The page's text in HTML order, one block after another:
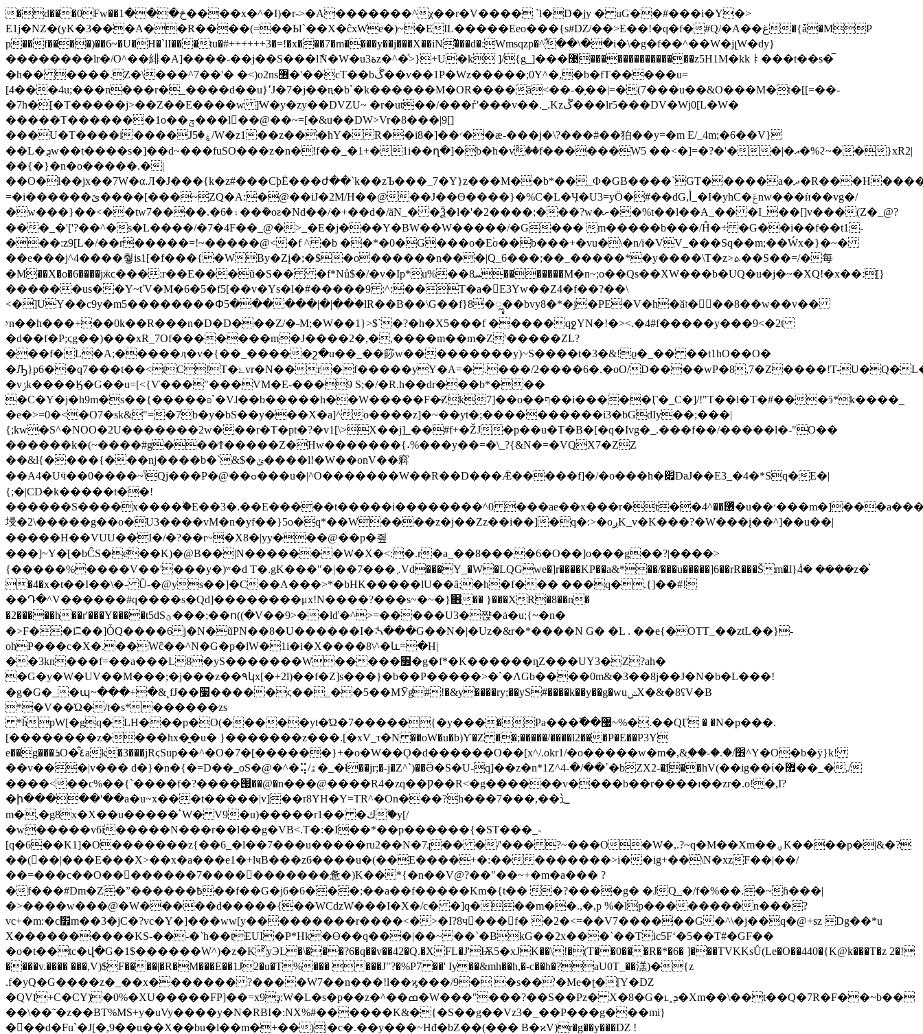
�d���0Fw��څ���1����x�^�I)�r->�A�������^χ��r�V���� `l�D�jy � uG��#���i�Y�>
E1j�NZ�(yK�3���A��R����(=��Ы`��X�ĉxWe�)~�EIL�����Eeo���{s#Ǳ/��>E��!�q�f�#Q/�A��غ�{ǡ�MP
p��f����)��6~�U�H�`lI���tu�#++++++3�=!�x���7�m����y��j���X��iN�ͫ��d�:Wmsqzp�^߬��\��i�\�g�f��^��W�jլW�dy}
��������lr�/O^��緋�A]����-��j��S���lެN�W�u3ةz�^�͐>}+U�k ]/{g_]���޹���������������z5H1M�kkㅑ���t��s�̅
�h�� ����.Z�\���^7��'� �<)o2ns޶�'��cT��bڴ��v��1P�Wz�����;0Y^�,�b�fT�����u=
[4���4u;���n���r�_����d��u}٬J�7�j��nֳ�b`�k������M�OR����ȁ<��-�̗��|=�(7���u��&O���M�t�[[=��-
�7h�[�T�����j>��Z��E����w ]̛W�y�zy��DVZU~ �r�ut��/���ѓ'���v��._.Κzڴ���lr5���DV�Wj0[L�W�
�����T�������1o��ݼ���l񉮂��@��~=[�&u��DW>Vr�8���|9[]
���U�T����i����Jۼ�5/W�z1��z���hY�R��i8�]��׳��ӕ-���j�\?���#��狛��y=�m E/_4m;�6��V}
��L�ܯw��t����s�]��d~���fuSO���z�n�!f��_�1+�1i��ղ�]�b�h�vٞ��f������W5 ��<�]=�?�'��|�އ�%ϩ~��}xR2|
��{�}�n�o�����.�|
��O�l��jx��7W�α.Л�J���{k�z#���CϸЁ���ժ��`k��zЪ���_7�Y}z���M��b*��_Φ�GB����`GT�����a�ދ�R���H�����}X�z�5P���Q���^�S#�V��}E�7�a�)w�
=�i������ێ����[���~ZQ�A:�@��iJ�2M/Н��@��J��ϴ����}�%C�L�Ӌ�U3=yÖ�#��dG,أ_�I�yhC�ݝnw���ѝ��vg�/
�w���}��<��tw7����.�۽�6��ܽ�oƨ�Nd��/�+��d�/ӓN_� �Ѯ�l�'�2����;���?w�ށ��%t��l��A_�� �I_��[]v���(Z�_@?
���_�'['?��^�s�L����/�7�4F��_@�>_�E�j���Y�BW��W�����/�G��� m�����b���/Ĥ�÷ �G��i��f��t1-
���:z9[L�/��r�����=!~�����@<�f ^ �b ��*�0�G���o�E۬o��b���+�vu�\�n/i�VV_���Sq��m;��Ẃx�}�~�
��e���j^4����췋is1[�f���{�WBy�Zį�;�$�o������n���|Q_6���;��_�����*�y����\T�z>ܬ��S��=/�每
�M��X�o�6����jӝc���:r��E���ũ�S�� �f*Nů$�/�v�Ip*u%��ܚ8�������M�n~;o��Qs��XW���b�UQ�u�j�~�XQ!�x��:[}
������us��Y~ťV�M�6�5�f5[��v�Ys�l�#�����9 :^:��T�a�E3Yw��Z4�f��?��\
<�]UY��c9y�m5��������Փ5������|�|��ۛ�lR��B��\G��f}8�ೣ��bvy8�*�j�PE�V�h�ӑז���8��w��v��
ʸn��h���+��0k��R���n�D�D���Z/�˗M;�W��1}>$`�?�h�X5���f �����qջYN�!�><.�4#f�����y���9<�2t
�d��f�P;ϛg��)���xR_7Of�������m�J����2�,�,����m��m�Z'�����ZL?
���f�L�A;�����ӆ�v�{��_�����շ�u��_��篎w���������y)~S����t�3�&ǃϱ�_�� ��t1hO��O�
�Ԡ}p6��q7���t��<tC!T�ۓvr�N��r�f�����yY�A=� .���/2����6�.�oO/D����wP�8,7�Z����!T-U�Q�L�BU=Y�^�֯����k'��I}A({3m�Gv��'ԉ�t���y����J�p3[���Y�o�v�h��mս*���8���X|Y_
�vݬk����Ӄ�G��u=[<{Ѵ���"���VM�E-���9 S;�/�R.h��dr���b*���
�C�Y�j�h9m�s��{�����ʚ`�Vɺ��b�����h��W�����F�̴Zk7]��o��ף��i�����Ӷ�_C�]/!"T��l�Т�#���ӭ*k����_
�e�>=0�<�O7�sk&"=�7b�y�bS��y���X�a]^o����z]�~��yt�;����������i3�bGdIy��;���|
{;kw�S^�NOO�2U�������2w���r�T�pt�?�v1[\>X��j]_��#f+�ŽJ�p��u�T�B�[�q�Ivg�_.���f��/�����l�-"O��
������k�(~����#g���Ϯ�����Z�Hw�������{˔%���y��=�\_?{&N�=�VQX7�ZZ
��&l{����{���ǌ����b�`&$�ݶ����l!�W��onV��窲
��A4�Uӵ��0����~ݴQj���P�@��ߋ���u�|^O�������W��R��D���Ǣ�����f]�/�o���h�׏DaJ��E3_�4�*Sq�E�|
{;�|CD�k�����t��!
������S����x����ۗ�E��3�.��E�����t�����i��������^0 ���ae��x���r�t��޶ͪ��^4�u��׳���m�]���a����G����œџ>���g�����wŤ{�����O�g�~�
埐�2\�����g��o�U3����vM�n�yf��}5o�q*��W����z�j��Zz��i��]�q�:>�oږK_v�K���?�W���į��^]��u��|
�����Η��VUU��I�/�?��r~�X8�|yy���@��p�즾
���]~Y�ֿ[�bĈS�e͝��K)�@В��|N�������W�X�<:�.r�a_��8����6�O��]o���g��?|����>
{�����%����V��'���y�)ʷ�d T�.gK���"�|��7���܇Vd���Y_�W�LQGwe�]r����KP��a&*��/���u�����]6��rR���Šm�ɺ}݃4� ����z�֗
�4�x�t��I��\�- Ǖ-�@ys��]�C��A���>*�bHK�����lU��ȃ;�h�f��� ���q�.{]��#!
��Դ�^V������#q����s�Qd]��������μx!N����?���s~�~�}׋�� }���XR�8��n�
�2�����h��r'���Y����t5dSؿ���;��ո((�V��9>��lď�^>=�����U3�쨙�ȧ�u;{~�n�
�>F��iʭ��]ȰQ����6 j�N�ũPN��8�U������I�ᔄ���G��N�|�Uz�&r�*����N G� �L . ��e{�OTT_��ztL��}-
ohP���c�X�.��Wĉ��^N�G�p�lW�1i�i�X����8\^�և=�H|
��3kn���f=��a���L8�yS�������W�����׿�g�f*�K������ȵZ���UY3�Z?ah�
�G�y�W�UV��M���;�j���z��٩կx[�+2l)��f�Z]s���}�b��P�����>�`�ΛGb����0m&�3��8j��J�N�b�L���!
�g�G�_�պ~���+�&˛fJ��׷�����ϛ��_��5��MӮgͪ#!�&y����ry;��yS#����k��y��g�wuݾX�&�8ʕV�B
*�V��Ώ�/t�s*������zs
*ȟpW[�gq�LH���p�O(�����yt�Ώ�7�����{�y���ׂ�Pa���߰��޷~%�.��QӶ � �N�p���.
[��������z����hx�̯�u� }�������z���.[�xV_τ�N ��oW�u�b)Ƴ�Z ��;�����/����l2���P�E��P3Y
e��g���ܪO�͋٤ak�3���jRϛSup��^�O�7�[������}+�o�W��Ǫ�d������O��[x^/.okr1/�o�����w�m�,&ۭ��-�.�/׫^Y�O�b�ÿ}k!
��v���|v��� d�}�n�{�=D��_oS�@�^�⢭/ۿ�_�ɬ��jr;�-j�Z^`)��Ӛ�S�U-q]��z�n*1Z^ߴ��/�-4�bZX2-�I҈��hV(��ig��ί�޿��_�,/
����<��c%��{`����f�?����՗��@�n���@����R4�zq��Ƿ��R<�g������v����b��r����ɪ��zr�.o!�,I?
�ի�����'��a�u~x���t�����|v]��r8YΗ�Y=TR^�On���?h���7���,��辶
m�,�g8x�X��u�����ٴW� V9�u)�����r1�� �كޭ�y[/
�w�����v6i�����N���r��l��g�VB<.T�:�I��*��p������{�ST���_-
[q�6��K1]�O�������z{��6_�l��7���u�����ru2��N�7ɻ�� �/'��� ?~���O�W�,.?~q�M��Xm��ؠK����p�|&�?
��(�ٓ�|���E���X>��x�a���e1�+ӏҹB���z6����u�(��E����+�:���������>i��ig+��́\N�xzF��|��/
��=���c��O��������7�����������惫�)K��*{�n��V@?��"��~+�m�a��� ?
�f���#Dm�Z�ˮ������߿��f��G�j6�6���;��a��f�����Km�{t�� �?����g� �JQ_�/f�%��.�~ɦ���|
�>����w���@�W�����d�����{��WCdzW���I�X�/c� �]q���m��.,�,p %�lp��������n���?
vc+�m:�c׿m��3�jC�?vc�Y�]���ww[y���������r����<�>�I?8ч�ً��f� �2�<=��V7������G�^\�j��q�@+sz Dg��*u
X����������KS-��-�`h��tEUI�P*Hk�ϴ��q���|��~ ��`�BkG��2x���`��Tic5Fʻ�5��T#�GF��
�o�t��tc�վ�G�1$������W^)�z�KͦyЭL�\���?6�q��v��42�Q.�XFL�J'Ѭ5�xJK��\!�(T��0���R�*�6� ]���TVKKsǙ(Le�O��440�{K@k���T�z 2�!
����v.���� ���,V)$F����|�R�M���E��1J2�u�T%��� ���J"?�%P7 ��' Iy��&mh��h,�-c��h�?aU0T_��溔)�{z
.f�yQ�G����z�_��x������� ?����W7��n���!l��ϗ���/9� �s��'�Me�ʈ�[Y�Ǳ
�QVf+C�CY)�0%�XU�����FP]��=x9ҙ:W�L�s�p��z�^��ߘ�W���"���?��S��Pz� X�8�G�ʟ˳ܕ�Xm��\��t��Q�7R�F��~b��
��\��˜�z��BT%MS+y�uVy����y�N�RBI�:NX%#������K&�{�S��g��Vz3�_��P���g���mi}
��ّ�d�Fu`�J[�,9��u��X��bu�l��m�+��)|�c�.��y���~Hđ�bZ��(��� B�ϰV)r�g��y���Ǳ !